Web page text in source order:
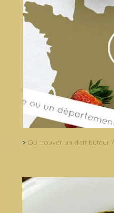
> Où trouver un distributeur ?